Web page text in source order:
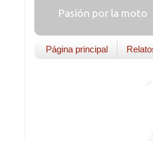
Pasión por la moto
Página principal